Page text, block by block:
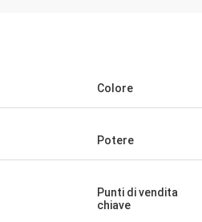
Colore
Potere
Punti di vendita
chiave